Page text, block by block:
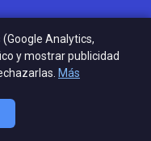
fallo de bioseguridad en
Analytics,
y mostrar publicidad
Más